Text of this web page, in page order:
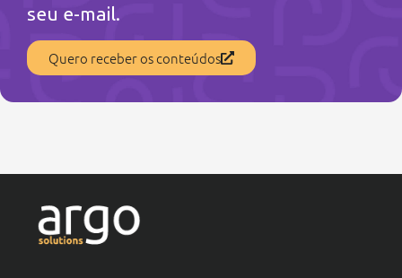
seu e-mail.
Quero receber os conteúdos